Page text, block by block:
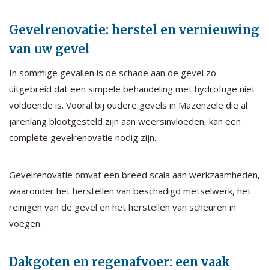
Gevelrenovatie: herstel en vernieuwing
van uw gevel
In sommige gevallen is de schade aan de gevel zo
uitgebreid dat een simpele behandeling met hydrofuge niet
voldoende is. Vooral bij oudere gevels in Mazenzele die al
jarenlang blootgesteld zijn aan weersinvloeden, kan een
complete gevelrenovatie nodig zijn.
Gevelrenovatie omvat een breed scala aan werkzaamheden,
waaronder het herstellen van beschadigd metselwerk, het
reinigen van de gevel en het herstellen van scheuren in
voegen.
Dakgoten en regenafvoer: een vaak